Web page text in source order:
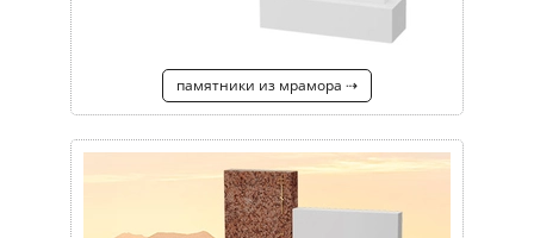
памятники из мрамора ⇢